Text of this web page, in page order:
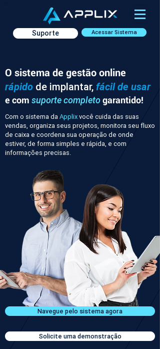
Acessar Sistema
Suporte
O sistema de gestão online
rápido de implantar, fácil de usar
e com suporte completogarantido!
Com o sistema daApplixvocê cuida das suas
vendas, organiza seus projetos, monitora seu fluxo
de caixa e coordena sua operação de onde
estiver, de forma simples e rápida, e com
informações precisas.
Navegue pelo sistema agora
Solicite uma demonstração